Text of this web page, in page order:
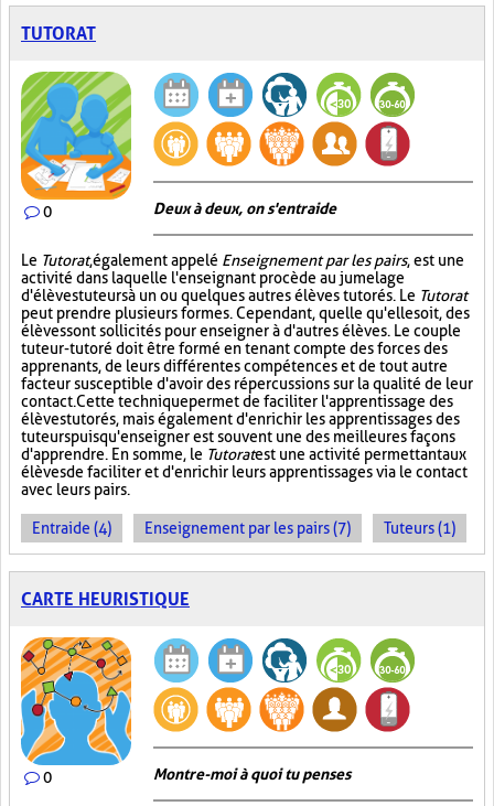
TUTORAT
0 Deux à deux, on s'entraide
Le Tutorat, également appelé Enseignement par les pairs, est une
activité dans laquelle l'enseignant procède au jumelage
d'élèves tuteurs à un ou quelques autres élèves tutorés. Le Tutorat
peut prendre plusieurs formes. Cependant, quelle qu'elle soit, des
élèves sont sollicités pour enseigner à d'autres élèves. Le couple
tuteur-tutoré doit être formé en tenant compte des forces des
apprenants, de leurs différentes compétences et de tout autre
facteur susceptible d'avoir des répercussions sur la qualité de leur
contact. Cette technique permet de faciliter l'apprentissage des
élèves tutorés, mais également d'enrichir les apprentissages des
tuteurs puisqu'enseigner est souvent une des meilleures façons
d'apprendre. En somme, le Tutoratest une activité permettant aux
élèves de faciliter et d'enrichir leurs apprentissages via le contact
avec leurs pairs.
Entraide (4) Enseignement par les pairs (7) Tuteurs (1)
CARTE HEURISTIQUE
0 Montre-moi à quoi tu penses